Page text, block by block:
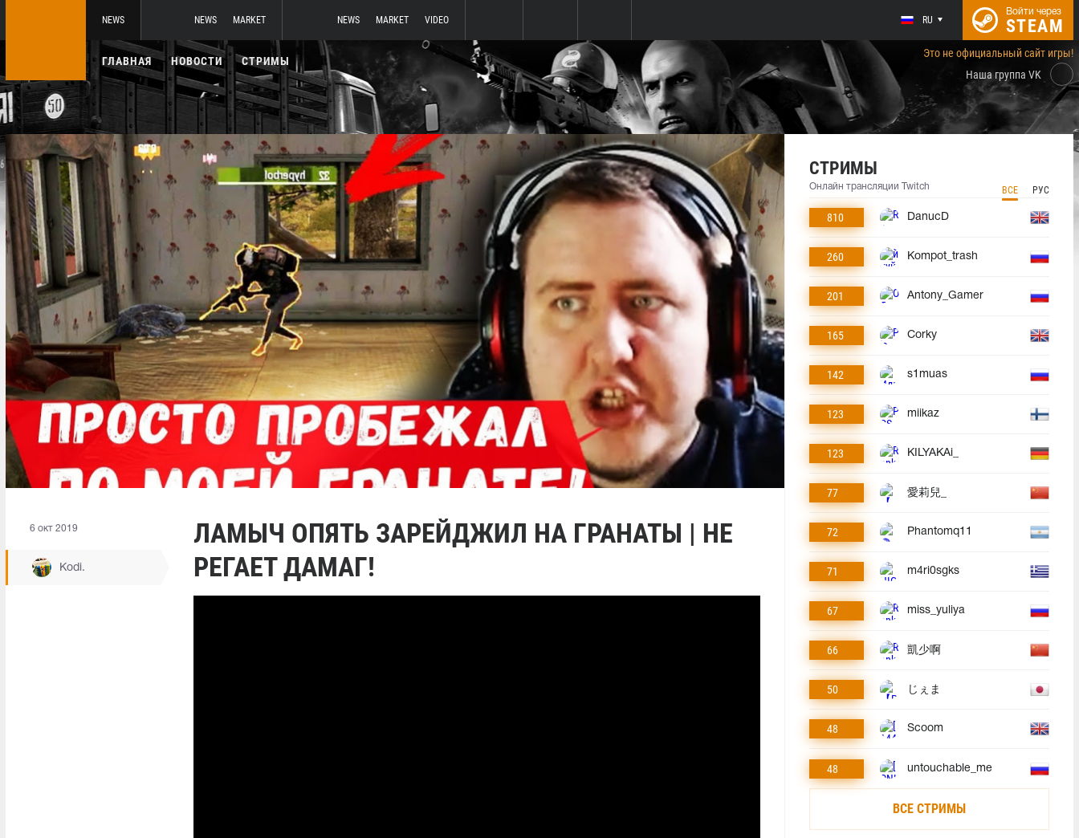
NEWS NEWS MARKET NEWS MARKET VIDEO RU
Войти через
STEAM
ГЛАВНАЯ НОВОСТИ СТРИМЫ
Это не официальный сайт игры!
Наша группа VK
6 окт 2019
Kodi.
ЛАМЫЧ ОПЯТЬ ЗАРЕЙДЖИЛ НА ГРАНАТЫ | НЕ
РЕГАЕТ ДАМАГ!
СТРИМЫ
Онлайн трансляции Twitch ВСЕ РУС
810 DanucD
260 Kompot_trash
201 Antony_Gamer
165 Corky
142 s1muas
123 miikaz
123 KILYAKAi_
77 愛莉兒_
72 Phantomq11
71 m4ri0sgks
67 miss_yuliya
66 凱少啊
50 じぇま
48 Scoom
48 untouchable_me
ВСЕ СТРИМЫ